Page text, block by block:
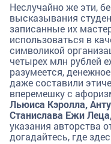
Неслучайно же эти,
высказывания
записанные их
использоваться в
символикой
четырех млн рублей
разумеется,
даже составили
вперемешку с
Льюиса Кэролла,
Станислава Ежи
указания авторства
догадайтесь, где